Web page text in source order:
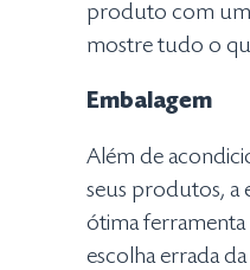
produto com
mostre tudo o
Embalagem
Além de
seus produtos, a
ótima
escolha errada